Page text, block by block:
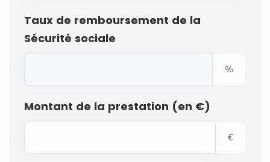
Taux de remboursement de la
Sécurité sociale
%
Montant de la prestation (en €)
€